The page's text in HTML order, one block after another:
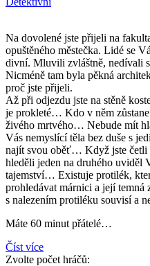
Na dovolené jste přijeli na
opuštěného městečka. Lidé se
divní. Mluvili zvláštně, nedívali
Nicméně tam byla pěkná
proč jste přijeli.
Až při odjezdu jste na stěně
je prokleté… Kdo v něm
živého mrtvého… Nebude mít
Vás nemyslící těla bez duše s
najít svou oběť… Když jste četli
hleděli jeden na druhého uviděl
tajemství… Existuje protilék,
prohledávat márnici a její temná
s nalezením protiléku souvisí a
Máte 60 minut přátelé…
Číst více
Zvolte počet hráčů: